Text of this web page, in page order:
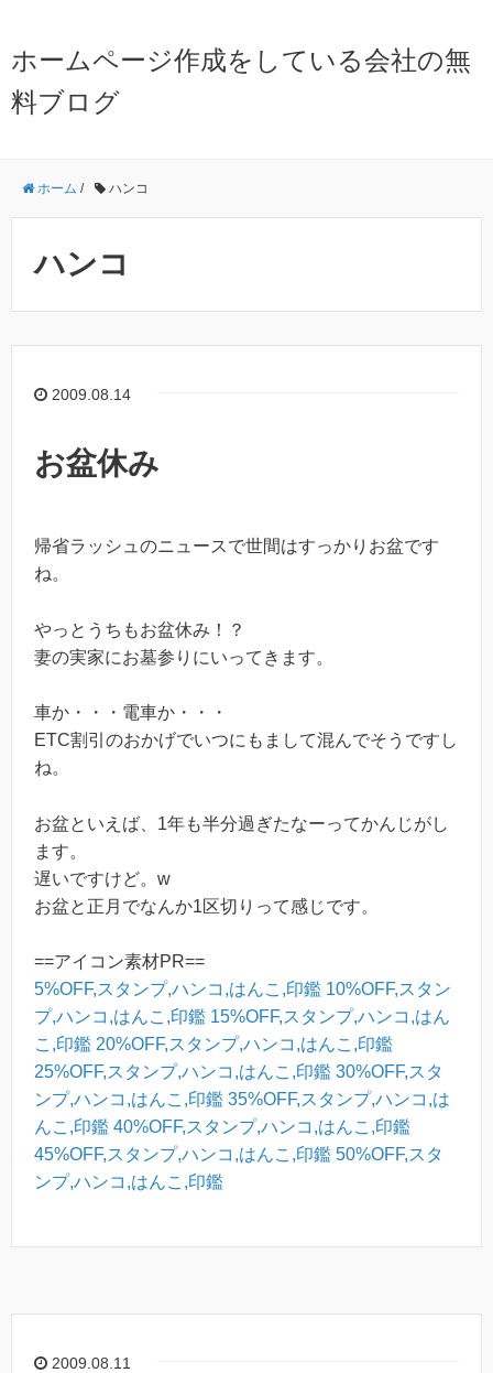
ホームページ作成をしている会社の無
料ブログ
ホーム / ハンコ
ハンコ
2009.08.14
お盆休み
帰省ラッシュのニュースで世間はすっかりお盆です
ね。
やっとうちもお盆休み！？
妻の実家にお墓参りにいってきます。
車か・・・電車か・・・
ETC割引のおかげでいつにもまして混んでそうですし
ね。
お盆といえば、1年も半分過ぎたなーってかんじがし
ます。
遅いですけど。w
お盆と正月でなんか1区切りって感じです。
==アイコン素材PR==
5%OFF,スタンプ,ハンコ,はんこ,印鑑 10%OFF,スタン
プ,ハンコ,はんこ,印鑑 15%OFF,スタンプ,ハンコ,はん
こ,印鑑 20%OFF,スタンプ,ハンコ,はんこ,印鑑
25%OFF,スタンプ,ハンコ,はんこ,印鑑 30%OFF,スタ
ンプ,ハンコ,はんこ,印鑑 35%OFF,スタンプ,ハンコ,は
んこ,印鑑 40%OFF,スタンプ,ハンコ,はんこ,印鑑
45%OFF,スタンプ,ハンコ,はんこ,印鑑 50%OFF,スタ
ンプ,ハンコ,はんこ,印鑑
2009.08.11